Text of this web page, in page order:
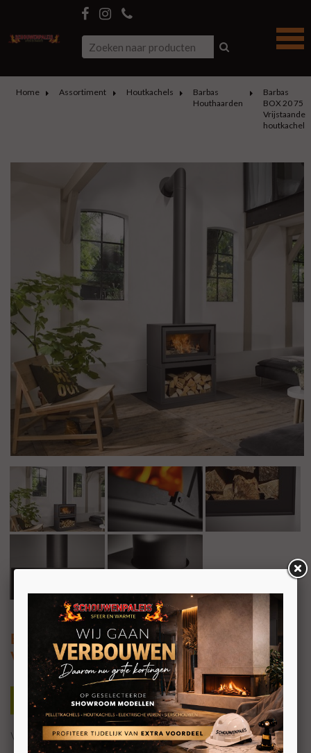
Home Assortiment Houtkachels
Barbas
Houthaarden
Barbas
BOX 20 75
Vrijstaande
houtkachel
Barbas BOX 20 75
Vrijstaande houtkachel
Vrijstaande houtkachel